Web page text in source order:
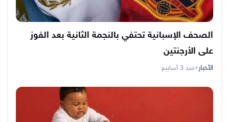
الصحف الإسبانية تحتفي بالنجمة الثانية بعد الفوز
على الأرجنتين
الأخبار•منذ 3 أسابيع